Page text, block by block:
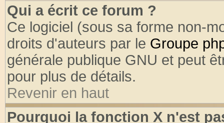
Qui a écrit ce forum ?
Ce logiciel (sous sa forme non-
droits d'auteurs par le Groupe
générale publique GNU et peut
pour plus de détails.
Revenir en haut
Pourquoi la fonction X n'est